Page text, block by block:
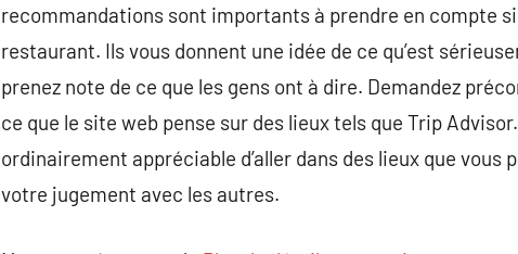
recommandations sont importants à prendre en compte
restaurant. Ils vous donnent une idée de ce qu’est
prenez note de ce que les gens ont à dire. Demandez
ce que le site web pense sur des lieux tels que Trip
ordinairement appréciable d’aller dans des lieux que
votre jugement avec les autres.